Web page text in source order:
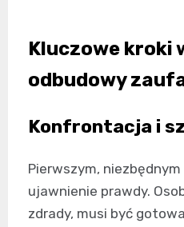
Kluczowe kroki
odbudowy
Konfrontacja i
Pierwszym,
ujawnienie prawdy.
zdrady, musi być